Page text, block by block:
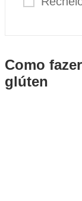
Como
glúten